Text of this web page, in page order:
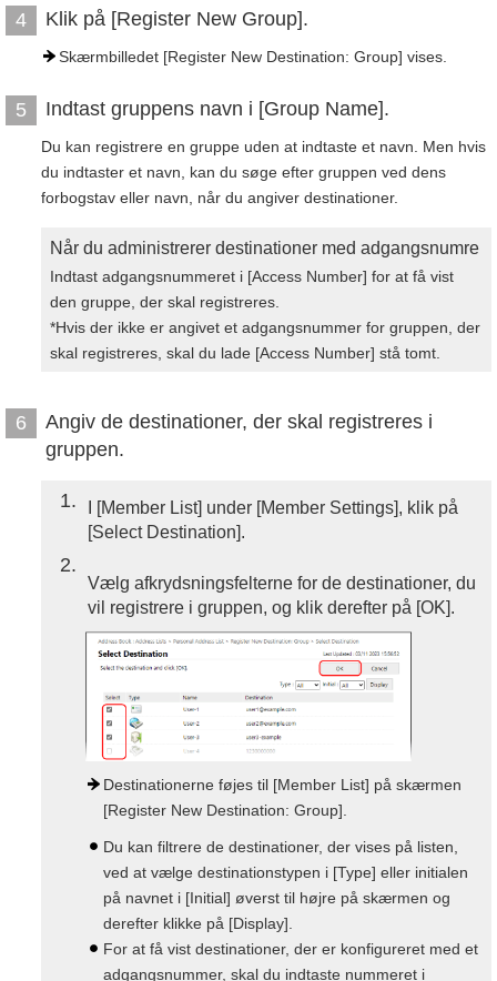
4 Klik på [Register New Group].
Skærmbilledet [Register New Destination: Group] vises.
5 Indtast gruppens navn i [Group Name].
Du kan registrere en gruppe uden at indtaste et navn. Men hvis
du indtaster et navn, kan du søge efter gruppen ved dens
forbogstav eller navn, når du angiver destinationer.
Når du administrerer destinationer med adgangsnumre
Indtast adgangsnummeret i [Access Number] for at få vist
den gruppe, der skal registreres.
*Hvis der ikke er angivet et adgangsnummer for gruppen, der
skal registreres, skal du lade [Access Number] stå tomt.
6
Angiv de destinationer, der skal registreres i
gruppen.
1
I [Member List] under [Member Settings], klik på
[Select Destination].
2
Vælg afkrydsningsfelterne for de destinationer, du
vil registrere i gruppen, og klik derefter på [OK].
Destinationerne føjes til [Member List] på skærmen
[Register New Destination: Group].
Du kan filtrere de destinationer, der vises på listen,
ved at vælge destinationstypen i [Type] eller initialen
på navnet i [Initial] øverst til højre på skærmen og
derefter klikke på [Display].
For at få vist destinationer, der er konfigureret med et
adgangsnummer, skal du indtaste nummeret i